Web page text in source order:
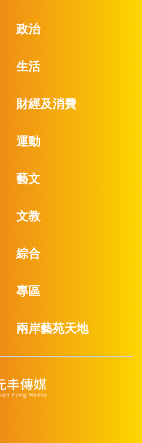
政治
生活
財經及消費
運動
藝文
文教
綜合
專區
兩岸藝苑天地